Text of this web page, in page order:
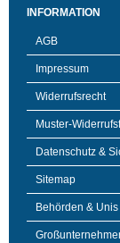
INFORMATION
AGB
Impressum
Widerrufsrecht
Muster-
Datenschutz &
Sitemap
Behörden & Unis